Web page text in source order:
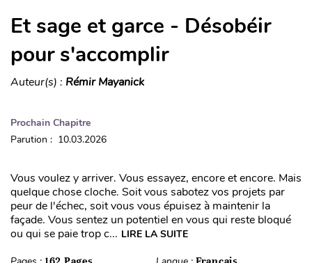
Et sage et garce - Désobéir
pour s'accomplir
Auteur(s) : Rémir Mayanick
Prochain Chapitre
Parution : 10.03.2026
Vous voulez y arriver. Vous essayez, encore et encore. Mais
quelque chose cloche. Soit vous sabotez vos projets par
peur de l'échec, soit vous vous épuisez à maintenir la
façade. Vous sentez un potentiel en vous qui reste bloqué
ou qui se paie trop c... LIRE LA SUITE